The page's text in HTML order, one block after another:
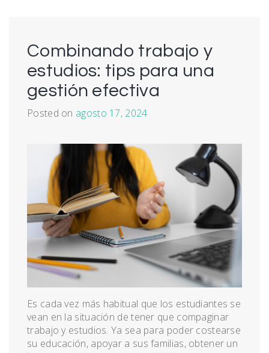
Combinando trabajo y
estudios: tips para una
gestión efectiva
Posted on agosto 17, 2024
Es cada vez más habitual que los estudiantes se
vean en la situación de tener que compaginar
trabajo y estudios. Ya sea para poder costearse
su educación, apoyar a sus familias, obtener un